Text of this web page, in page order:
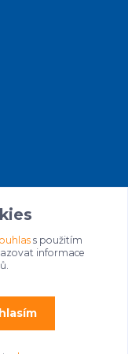
s použitím
informace